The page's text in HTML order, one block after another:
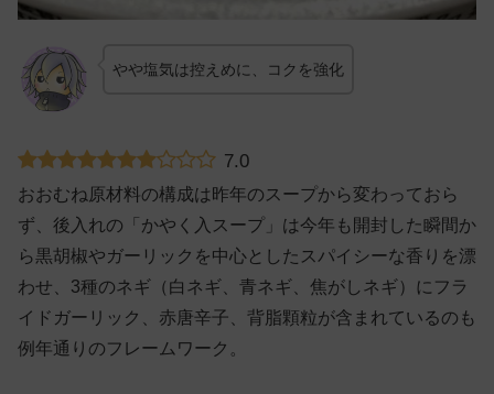
やや塩気は控えめに、コクを強化
7.0
おおむね原材料の構成は昨年のスープから変わっておら
ず、後入れの「かやく入スープ」は今年も開封した瞬間か
ら黒胡椒やガーリックを中心としたスパイシーな香りを漂
わせ、3種のネギ（白ネギ、青ネギ、焦がしネギ）にフラ
イドガーリック、赤唐辛子、背脂顆粒が含まれているのも
例年通りのフレームワーク。